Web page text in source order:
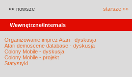
«« nowsze starsze »»
Wewnętrzne/Internals
Organizowanie imprez Atari - dyskusja
Atari demoscene database - dyskusja
Colony Mobile - dyskusja
Colony Mobile - projekt
Statystyki